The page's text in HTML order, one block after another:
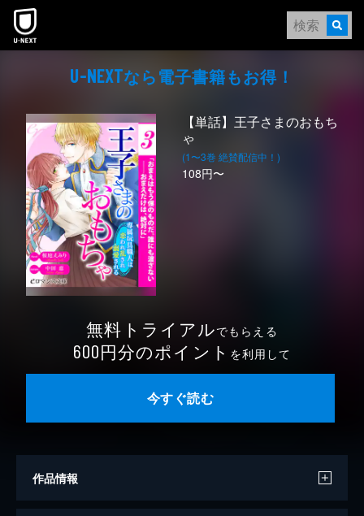
本文へスキップ
U-NEXTなら電⼦書籍もお得！
【単話】王子さまのおもち
ゃ
(1〜3巻 絶賛配信中！)
108円〜
無料トライアルでもらえる
600円分のポイント を利用して
今すぐ読む
作品情報